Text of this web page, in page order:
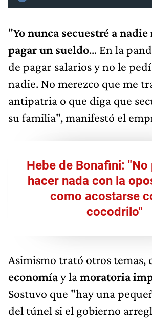
"Yo nunca secuestré a
pagar un sueldo… En la
de pagar salarios y no le
nadie. No merezco que me
antipatria o que diga que
su familia", manifestó el
Hebe de Bonafini:
hacer nada con la
como acostarse
cocodrilo"
Asimismo trató otros temas,
economíay lamoratoria
Sostuvo que "hay una
del túnel si el gobierno